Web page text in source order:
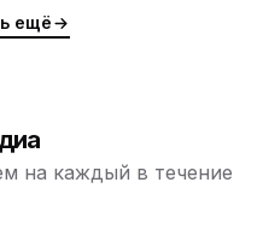
ещё
на каждый в течение